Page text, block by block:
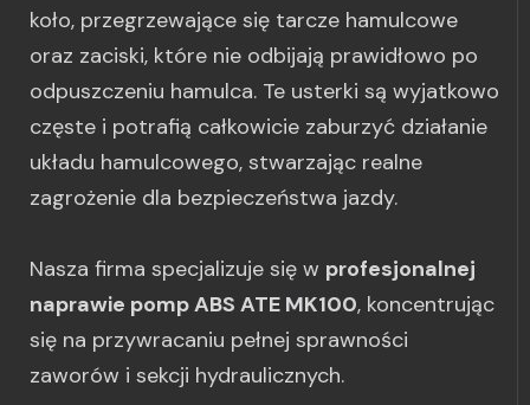
koło, przegrzewające się tarcze hamulcowe
oraz zaciski, które nie odbijają prawidłowo po
odpuszczeniu hamulca. Te usterki są wyjatkowo
częste i potrafią całkowicie zaburzyć działanie
układu hamulcowego, stwarzając realne
zagrożenie dla bezpieczeństwa jazdy.
Nasza firma specjalizuje się w profesjonalnej
naprawie pomp ABS ATE MK100, koncentrując
się na przywracaniu pełnej sprawności
zaworów i sekcji hydraulicznych.